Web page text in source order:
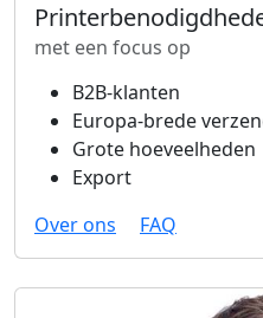
met een focus op
B2B-klanten
Europa-brede
Grote hoeveelheden
Export
Over ons
FAQ